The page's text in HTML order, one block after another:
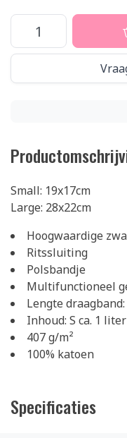
Small: 19x17cm
Large: 28x22cm
Hoogwaardige
Ritssluiting
Polsbandje
Multifunctioneel
Lengte draagband:
Inhoud: S ca. 1
407 g/m²
100% katoen
Specificaties